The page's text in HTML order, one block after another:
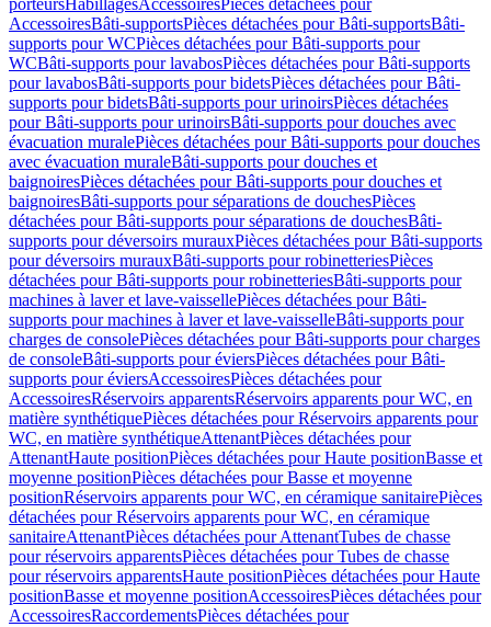
porteursHabillagesAccessoiresPièces détachées pour
AccessoiresBâti-supportsPièces détachées pour Bâti-supportsBâti-
supports pour WCPièces détachées pour Bâti-supports pour
WCBâti-supports pour lavabosPièces détachées pour Bâti-supports
pour lavabosBâti-supports pour bidetsPièces détachées pour Bâti-
supports pour bidetsBâti-supports pour urinoirsPièces détachées
pour Bâti-supports pour urinoirsBâti-supports pour douches avec
évacuation muralePièces détachées pour Bâti-supports pour douches
avec évacuation muraleBâti-supports pour douches et
baignoiresPièces détachées pour Bâti-supports pour douches et
baignoiresBâti-supports pour séparations de douchesPièces
détachées pour Bâti-supports pour séparations de douchesBâti-
supports pour déversoirs murauxPièces détachées pour Bâti-supports
pour déversoirs murauxBâti-supports pour robinetteriesPièces
détachées pour Bâti-supports pour robinetteriesBâti-supports pour
machines à laver et lave-vaissellePièces détachées pour Bâti-
supports pour machines à laver et lave-vaisselleBâti-supports pour
charges de consolePièces détachées pour Bâti-supports pour charges
de consoleBâti-supports pour éviersPièces détachées pour Bâti-
supports pour éviersAccessoiresPièces détachées pour
AccessoiresRéservoirs apparentsRéservoirs apparents pour WC, en
matière synthétiquePièces détachées pour Réservoirs apparents pour
WC, en matière synthétiqueAttenantPièces détachées pour
AttenantHaute positionPièces détachées pour Haute positionBasse et
moyenne positionPièces détachées pour Basse et moyenne
positionRéservoirs apparents pour WC, en céramique sanitairePièces
détachées pour Réservoirs apparents pour WC, en céramique
sanitaireAttenantPièces détachées pour AttenantTubes de chasse
pour réservoirs apparentsPièces détachées pour Tubes de chasse
pour réservoirs apparentsHaute positionPièces détachées pour Haute
positionBasse et moyenne positionAccessoiresPièces détachées pour
AccessoiresRaccordementsPièces détachées pour